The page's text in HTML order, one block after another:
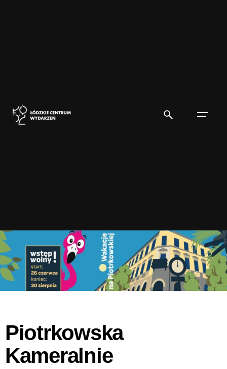
Piotrkowska
Kameralnie